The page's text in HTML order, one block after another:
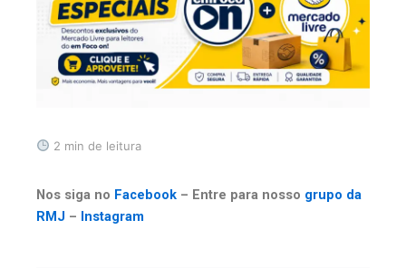
2 min de leitura
Nos siga no Facebook – Entre para nosso grupo da
RMJ – Instagram